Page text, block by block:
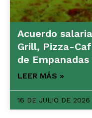
Acuerdo
Grill, Pizza-
de Empanadas
LEER MÁS »
16 DE JULIO DE 2026